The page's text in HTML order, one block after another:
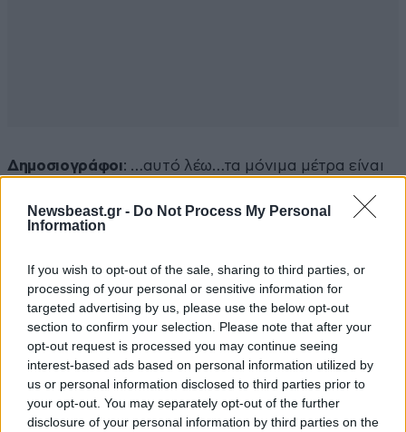
Newsbeast.gr - Do Not Process My Personal
Information
If you wish to opt-out of the sale, sharing to third parties, or
processing of your personal or sensitive information for
targeted advertising by us, please use the below opt-out
section to confirm your selection. Please note that after your
opt-out request is processed you may continue seeing
interest-based ads based on personal information utilized by
us or personal information disclosed to third parties prior to
your opt-out. You may separately opt-out of the further
disclosure of your personal information by third parties on the
Δημοσιογράφοι: …αυτό λέω…τα μόνιμα μέτρα είναι
Κυριάκος Πιερρακάκης
κοινωνία. Έχουμε μειώσει 83 φόρους και εισφορές,
ανέφερα πριν την μεγάλη φορολογική μεταρρύθμιση
που κάναμε…αλλάξαμε τον τρόπο που
φορολογούμε στην Ελλάδα με βάση το πόσα παιδιά
έχεις, με βάση το ποια είναι η ηλικία σου -ειδικά για
τα νέα παιδιά που μπαίνουν στον αγορά εργασίας,
χοντρικά μηδενίζεται ο φόρος για παιδιά κάτω των